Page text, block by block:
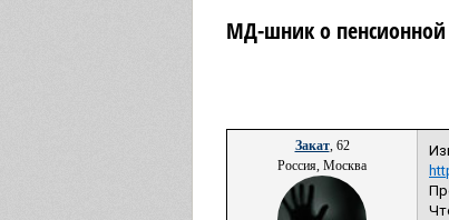
МД-шник о
Закат, 62
Россия, Москва